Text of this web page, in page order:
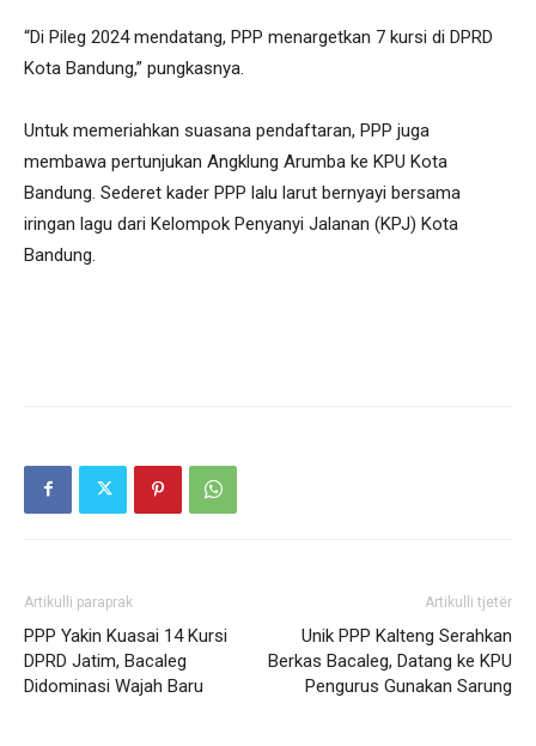
“Di Pileg 2024 mendatang, PPP menargetkan 7 kursi di DPRD
Kota Bandung,” pungkasnya.
Untuk memeriahkan suasana pendaftaran, PPP juga
membawa pertunjukan Angklung Arumba ke KPU Kota
Bandung. Sederet kader PPP lalu larut bernyayi bersama
iringan lagu dari Kelompok Penyanyi Jalanan (KPJ) Kota
Bandung.
Artikulli paraprak
PPP Yakin Kuasai 14 Kursi
DPRD Jatim, Bacaleg
Didominasi Wajah Baru
Artikulli tjetër
Unik PPP Kalteng Serahkan
Berkas Bacaleg, Datang ke KPU
Pengurus Gunakan Sarung